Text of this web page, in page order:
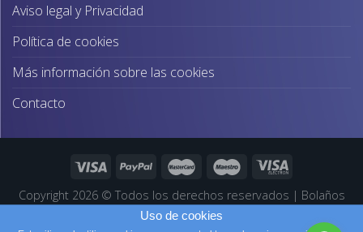
Aviso legal y Privacidad
Política de cookies
Más información sobre las cookies
Contacto
Copyright 2026 © Todos los derechos reservados | Bolaños
Páginas Web Profesionales
Uso de cookies